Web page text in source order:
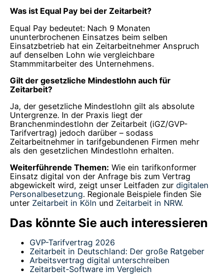
Was ist Equal Pay bei der Zeitarbeit?
Equal Pay bedeutet: Nach 9 Monaten
ununterbrochenen Einsatzes beim selben
Einsatzbetrieb hat ein Zeitarbeitnehmer Anspruch
auf denselben Lohn wie vergleichbare
Stammmitarbeiter des Unternehmens.
Gilt der gesetzliche Mindestlohn auch für
Zeitarbeit?
Ja, der gesetzliche Mindestlohn gilt als absolute
Untergrenze. In der Praxis liegt der
Branchenmindestlohn der Zeitarbeit (iGZ/GVP-
Tarifvertrag) jedoch darüber – sodass
Zeitarbeitnehmer in tarifgebundenen Firmen mehr
als den gesetzlichen Mindestlohn erhalten.
Weiterführende Themen: Wie ein tarifkonformer
Einsatz digital von der Anfrage bis zum Vertrag
abgewickelt wird, zeigt unser Leitfaden zur digitalen
Personalbesetzung. Regionale Beispiele finden Sie
unter Zeitarbeit in Köln und Zeitarbeit in NRW.
Das könnte Sie auch interessieren
GVP-Tarifvertrag 2026
Zeitarbeit in Deutschland: Der große Ratgeber
Arbeitsvertrag digital unterschreiben
Zeitarbeit-Software im Vergleich